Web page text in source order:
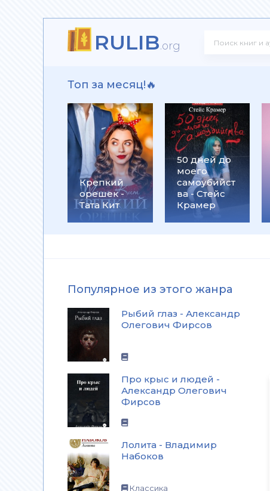
RULIB.org
Топ за месяц!🔥
Крепкий
орешек -
Тата Кит
50 дней до
моего
самоубийст
ва - Стейс
Крамер
Популярное из этого жанра
Рыбий глаз - Александр
Олегович Фирсов
Про крыс и людей -
Александр Олегович
Фирсов
Лолита - Владимир
Набоков
Классика
Фирсов
Олегович Фирсов
убийцы - Патрик Зюскинд